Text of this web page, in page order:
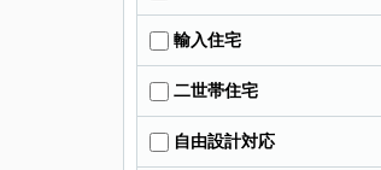
輸入住宅
二世帯住宅
自由設計対応